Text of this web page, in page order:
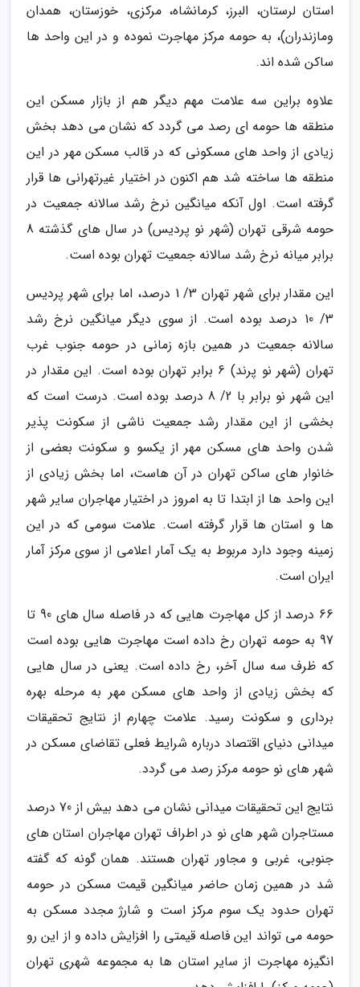
استان لرستان، البرز، کرمانشاه، مرکزی، خوزستان، همدان
ومازندران)، به حومه مرکز مهاجرت نموده و در این واحد ها
ساکن شده اند.
علاوه براین سه علامت مهم دیگر هم از بازار مسکن این
منطقه ها حومه ای رصد می گردد که نشان می دهد بخش
زیادی از واحد های مسکونی که در قالب مسکن مهر در این
منطقه ها ساخته شد هم اکنون در اختیار غیرتهرانی ها قرار
گرفته است. اول آنکه میانگین نرخ رشد سالانه جمعیت در
حومه شرقی تهران (شهر نو پردیس) در سال های گذشته 8
برابر میانه نرخ رشد سالانه جمعیت تهران بوده است.
این مقدار برای شهر تهران 3/ 1 درصد، اما برای شهر پردیس
3/ 10 درصد بوده است. از سوی دیگر میانگین نرخ رشد
سالانه جمعیت در همین بازه زمانی در حومه جنوب غرب
تهران (شهر نو پرند) 6 برابر تهران بوده است. این مقدار در
این شهر نو برابر با 2/ 8 درصد بوده است. درست است که
بخشی از این مقدار رشد جمعیت ناشی از سکونت پذیر
شدن واحد های مسکن مهر از یکسو و سکونت بعضی از
خانوار های ساکن تهران در آن هاست، اما بخش زیادی از
این واحد ها از ابتدا تا به امروز در اختیار مهاجران سایر شهر
ها و استان ها قرار گرفته است. علامت سومی که در این
زمینه وجود دارد مربوط به یک آمار اعلامی از سوی مرکز آمار
ایران است.
66 درصد از کل مهاجرت هایی که در فاصله سال های 90 تا
97 به حومه تهران رخ داده است مهاجرت هایی بوده است
که ظرف سه سال آخر، رخ داده است. یعنی در سال هایی
که بخش زیادی از واحد های مسکن مهر به مرحله بهره
برداری و سکونت رسید. علامت چهارم از نتایج تحقیقات
میدانی دنیای اقتصاد درباره شرایط فعلی تقاضای مسکن در
شهر های نو حومه مرکز رصد می گردد.
نتایج این تحقیقات میدانی نشان می دهد بیش از 70 درصد
مستاجران شهر های نو در اطراف تهران مهاجران استان های
جنوبی، غربی و مجاور تهران هستند. همان گونه که گفته
شد در همین زمان حاضر میانگین قیمت مسکن در حومه
تهران حدود یک سوم مرکز است و شارژ مجدد مسکن به
حومه می تواند این فاصله قیمتی را افزایش داده و از این رو
انگیزه مهاجرت از سایر استان ها به مجموعه شهری تهران